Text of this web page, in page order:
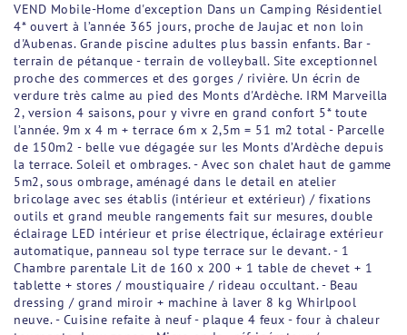
VEND Mobile-Home d'exception Dans un Camping Résidentiel
4* ouvert à l’année 365 jours, proche de Jaujac et non loin
d'Aubenas. Grande piscine adultes plus bassin enfants. Bar -
terrain de pétanque - terrain de volleyball. Site exceptionnel
proche des commerces et des gorges / rivière. Un écrin de
verdure très calme au pied des Monts d'Ardèche. IRM Marveilla
2, version 4 saisons, pour y vivre en grand confort 5* toute
l’année. 9m x 4 m + terrace 6m x 2,5m = 51 m2 total - Parcelle
de 150m2 - belle vue dégagée sur les Monts d’Ardèche depuis
la terrace. Soleil et ombrages. - Avec son chalet haut de gamme
5m2, sous ombrage, aménagé dans le detail en atelier
bricolage avec ses établis (intérieur et extérieur) / fixations
outils et grand meuble rangements fait sur mesures, double
éclairage LED intérieur et prise électrique, éclairage extérieur
automatique, panneau sol type terrace sur le devant. - 1
Chambre parentale Lit de 160 x 200 + 1 table de chevet + 1
tablette + stores / moustiquaire / rideau occultant. - Beau
dressing / grand miroir + machine à laver 8 kg Whirlpool
neuve. - Cuisine refaite à neuf - plaque 4 feux - four à chaleur